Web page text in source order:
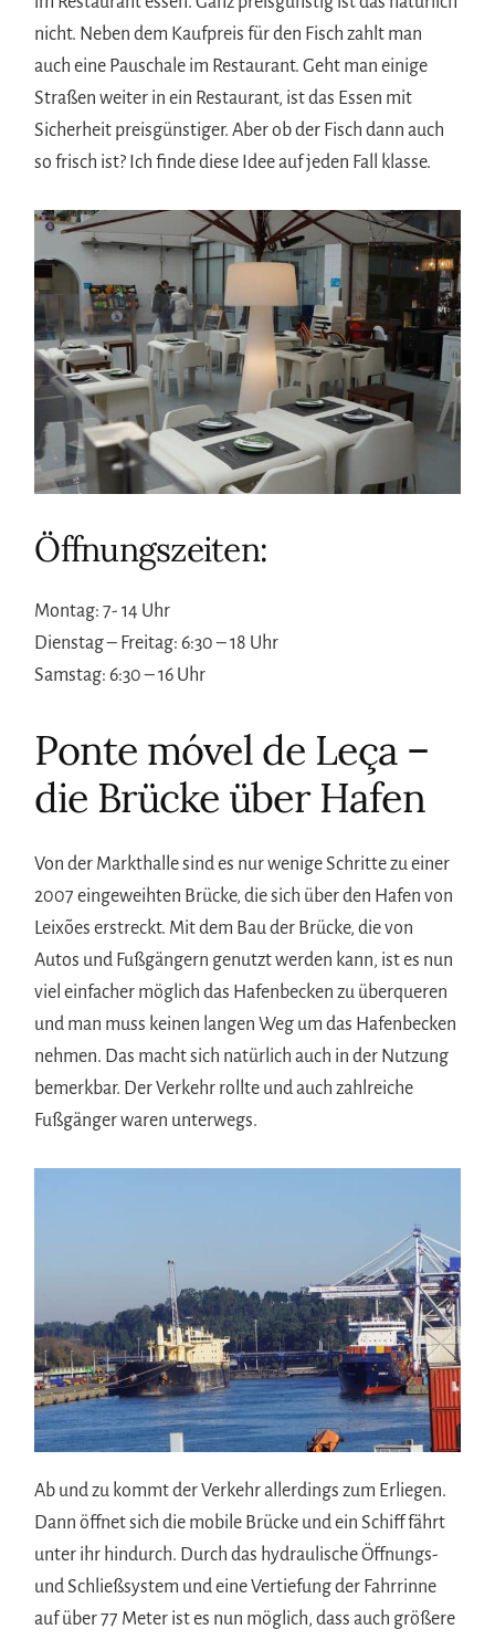
nicht. Neben dem Kaufpreis für den Fisch zahlt man
auch eine Pauschale im Restaurant. Geht man einige
Straßen weiter in ein Restaurant, ist das Essen mit
Sicherheit preisgünstiger. Aber ob der Fisch dann auch
so frisch ist? Ich finde diese Idee auf jeden Fall klasse.
Öffnungszeiten:
Montag: 7- 14 Uhr
Dienstag – Freitag: 6:30 – 18 Uhr
Samstag: 6:30 – 16 Uhr
Ponte móvel de Leça –
die Brücke über Hafen
Von der Markthalle sind es nur wenige Schritte zu einer
2007 eingeweihten Brücke, die sich über den Hafen von
Leixões erstreckt. Mit dem Bau der Brücke, die von
Autos und Fußgängern genutzt werden kann, ist es nun
viel einfacher möglich das Hafenbecken zu überqueren
und man muss keinen langen Weg um das Hafenbecken
nehmen. Das macht sich natürlich auch in der Nutzung
bemerkbar. Der Verkehr rollte und auch zahlreiche
Fußgänger waren unterwegs.
Ab und zu kommt der Verkehr allerdings zum Erliegen.
Dann öffnet sich die mobile Brücke und ein Schiff fährt
unter ihr hindurch. Durch das hydraulische Öffnungs-
und Schließsystem und eine Vertiefung der Fahrrinne
auf über 77 Meter ist es nun möglich, dass auch größere